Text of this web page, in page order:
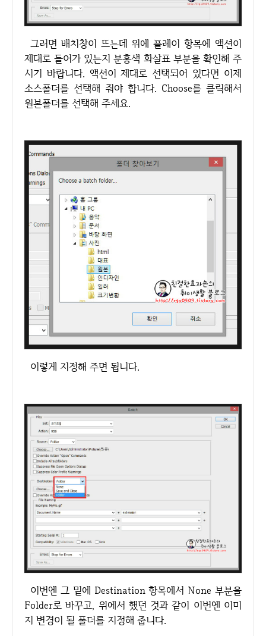
그러면 배치창이 뜨는데 위에 플레이 항목에 액션이
제대로 들어가 있는지 분홍색 화살표 부분을 확인해 주
시기 바랍니다. 액션이 제대로 선택되어 있다면 이제
소스폴더를 선택해 줘야 합니다. Choose를 클릭해서
원본폴더를 선택해 주세요.
이렇게 지정해 주면 됩니다.
이번엔 그 밑에 Destination 항목에서 None 부분을
Folder로 바꾸고, 위에서 했던 것과 같이 이번엔 이미
지 변경이 될 폴더를 지정해 줍니다.